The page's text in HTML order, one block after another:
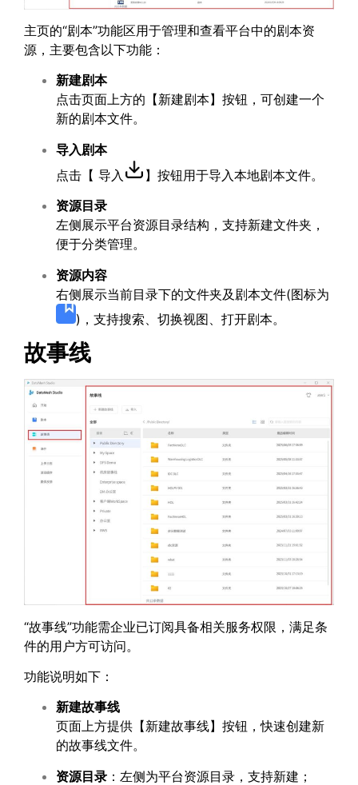
主页的“剧本”功能区用于管理和查看平台中的剧本资
源，主要包含以下功能：
新建剧本
点击页面上方的【新建剧本】按钮，可创建一个
新的剧本文件。
导入剧本
点击【 导入
】按钮用于导入本地剧本文件。
资源目录
左侧展示平台资源目录结构，支持新建文件夹，
便于分类管理。
资源内容
右侧展示当前目录下的文件夹及剧本文件(图标为
)，支持搜索、切换视图、打开剧本。
故事线
“故事线”功能需企业已订阅具备相关服务权限，满足条
件的用户方可访问。
功能说明如下：
新建故事线
页面上方提供【新建故事线】按钮，快速创建新
的故事线文件。
资源目录 ：左侧为平台资源目录，支持新建；